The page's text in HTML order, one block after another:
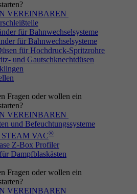
VEREINBAREN
für Bahnwechselsysteme
für Bahnwechselsysteme
für Hochdruck-Spritzrohre
und Gautschknechtdüsen
Fragen oder wollen ein
VEREINBAREN
und Befeuchtungssysteme
STEAM VAC®
Z-Box Profiler
Dampfblaskästen
Fragen oder wollen ein
VEREINBAREN